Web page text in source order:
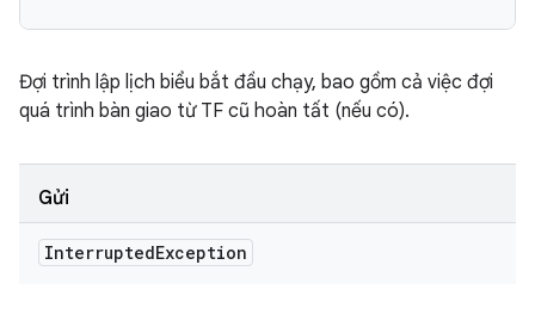
Đợi trình lập lịch biểu bắt đầu chạy, bao gồm cả việc đợi
quá trình bàn giao từ TF cũ hoàn tất (nếu có).
Gửi
InterruptedException